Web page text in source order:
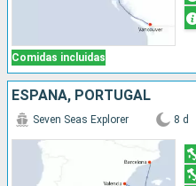
Comidas incluidas
ESPAÑA, PORTUGAL
Seven Seas Explorer 8 d